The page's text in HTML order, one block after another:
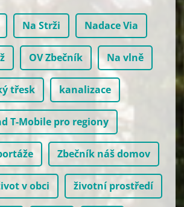
Na Strži Nadace Via
OV Zbečník Na vlně
třesk kanalizace
T-Mobile pro regiony
Zbečník náš domov
v obci životní prostředí